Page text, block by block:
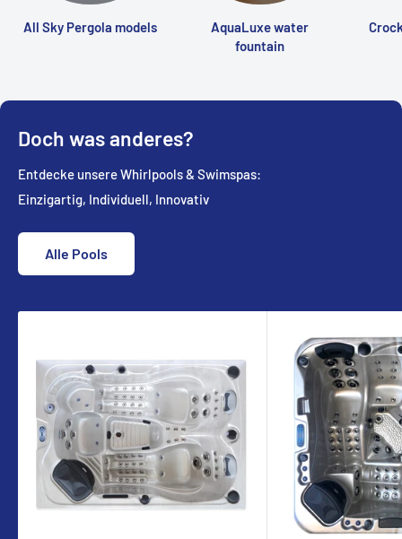
All Sky Pergola models
AquaLuxe water
fountain
Doch was anderes?
Entdecke unsere Whirlpools & Swimspas:
Einzigartig, Individuell, Innovativ
Alle Pools